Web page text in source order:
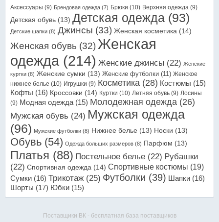
Аксессуары (9) Брендовая одежда (7) Брюки (10) Верхняя одежда (9)
Детская обувь (13) Детская одежда (93)
Детские шапки (8) Джинсы (33) Женская косметика (14)
Женская обувь (32) Женская
одежда (214) Женские джинсы (22) Женские
куртки (8) Женские сумки (13) Женские футболки (11) Женское
нижнее белье (10) Игрушки (9) Косметика (28) Костюмы (15)
Кофты (16) Кроссовки (14) Куртки (10) Летняя обувь (9) Лосины
(9) Модная одежда (15) Молодежная одежда (26)
Мужская обувь (24) Мужская одежда
(96) Мужские футболки (8) Нижнее белье (13) Носки (13)
Обувь (54) Одежда больших размеров (8) Парфюм (13)
Платья (88) Постельное белье (22) Рубашки
(22) Спортивная одежда (14) Спортивные костюмы (19)
Сумки (16) Трикотаж (25) Футболки (39) Шапки (16)
Шорты (17) Юбки (15)
Поставщики ВК - бесплатная база поставщиков